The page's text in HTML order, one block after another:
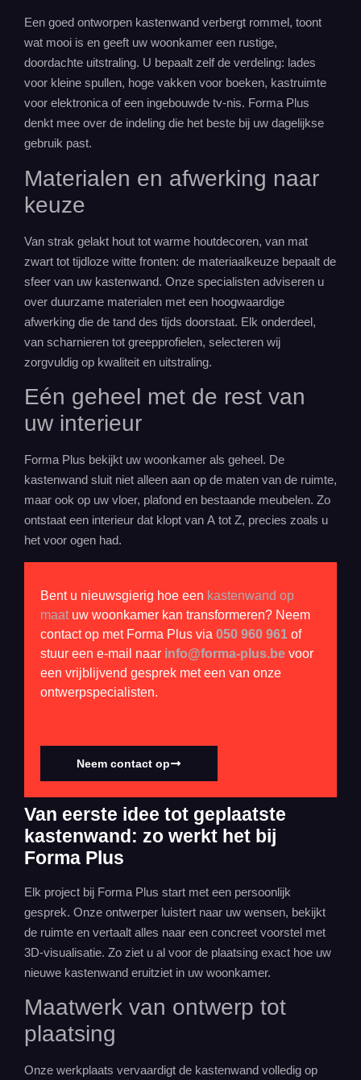
Een goed ontworpen kastenwand verbergt rommel, toont
wat mooi is en geeft uw woonkamer een rustige,
doordachte uitstraling. U bepaalt zelf de verdeling: lades
voor kleine spullen, hoge vakken voor boeken, kastruimte
voor elektronica of een ingebouwde tv-nis. Forma Plus
denkt mee over de indeling die het beste bij uw dagelijkse
gebruik past.
Materialen en afwerking naar
keuze
Van strak gelakt hout tot warme houtdecoren, van mat
zwart tot tijdloze witte fronten: de materiaalkeuze bepaalt de
sfeer van uw kastenwand. Onze specialisten adviseren u
over duurzame materialen met een hoogwaardige
afwerking die de tand des tijds doorstaat. Elk onderdeel,
van scharnieren tot greepprofielen, selecteren wij
zorgvuldig op kwaliteit en uitstraling.
Eén geheel met de rest van
uw interieur
Forma Plus bekijkt uw woonkamer als geheel. De
kastenwand sluit niet alleen aan op de maten van de ruimte,
maar ook op uw vloer, plafond en bestaande meubelen. Zo
ontstaat een interieur dat klopt van A tot Z, precies zoals u
het voor ogen had.
Bent u nieuwsgierig hoe een kastenwand op
maatuw woonkamer kan transformeren? Neem
contact op met Forma Plus via 050 960 961 of
stuur een e-mail naar info@forma-plus.be voor
een vrijblijvend gesprek met een van onze
ontwerpspecialisten.
Neem contact op
Van eerste idee tot geplaatste
kastenwand: zo werkt het bij
Forma Plus
Elk project bij Forma Plus start met een persoonlijk
gesprek. Onze ontwerper luistert naar uw wensen, bekijkt
de ruimte en vertaalt alles naar een concreet voorstel met
3D-visualisatie. Zo ziet u al voor de plaatsing exact hoe uw
nieuwe kastenwand eruitziet in uw woonkamer.
Maatwerk van ontwerp tot
plaatsing
Onze werkplaats vervaardigt de kastenwand volledig op